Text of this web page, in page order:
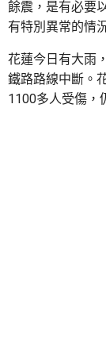
餘震，是有必要
有特別異常的情
花蓮今日有大雨
鐵路路線中斷。
1100多人受傷，